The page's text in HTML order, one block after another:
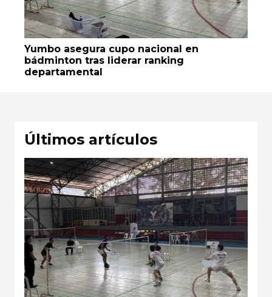
Yumbo asegura cupo nacional en
bádminton tras liderar ranking
departamental
Últimos artículos